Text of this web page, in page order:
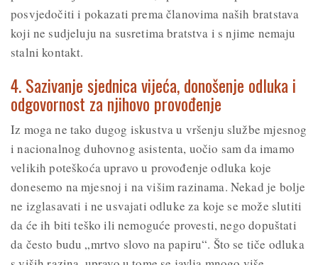
posvjedočiti i pokazati prema članovima naših bratstava
koji ne sudjeluju na susretima bratstva i s njime nemaju
stalni kontakt.
4. Sazivanje sjednica vijeća, donošenje odluka i
odgovornost za njihovo provođenje
Iz moga ne tako dugog iskustva u vršenju službe mjesnog
i nacionalnog duhovnog asistenta, uočio sam da imamo
velikih poteškoća upravo u provođenje odluka koje
donesemo na mjesnoj i na višim razinama. Nekad je bolje
ne izglasavati i ne usvajati odluke za koje se može slutiti
da će ih biti teško ili nemoguće provesti, nego dopuštati
da često budu „mrtvo slovo na papiru“. Što se tiče odluka